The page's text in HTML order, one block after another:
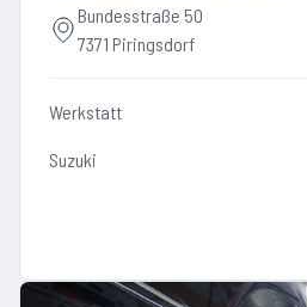
Bundesstraße 50
7371 Piringsdorf
Werkstatt
Suzuki